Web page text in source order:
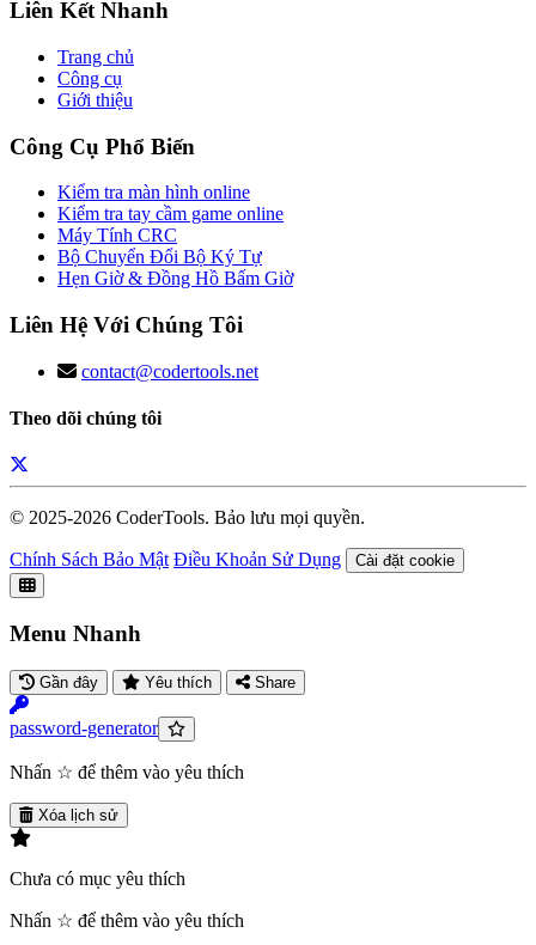
Liên Kết Nhanh
Trang chủ
Công cụ
Giới thiệu
Công Cụ Phổ Biến
Kiểm tra màn hình online
Kiểm tra tay cầm game online
Máy Tính CRC
Bộ Chuyển Đổi Bộ Ký Tự
Hẹn Giờ & Đồng Hồ Bấm Giờ
Liên Hệ Với Chúng Tôi
contact@codertools.net
Theo dõi chúng tôi
© 2025-2026 CoderTools. Bảo lưu mọi quyền.
Chính Sách Bảo Mật Điều Khoản Sử Dụng Cài đặt cookie
Menu Nhanh
Gần đây Yêu thích Share
password-generator
Nhấn ☆ để thêm vào yêu thích
Xóa lịch sử
Chưa có mục yêu thích
Nhấn ☆ để thêm vào yêu thích